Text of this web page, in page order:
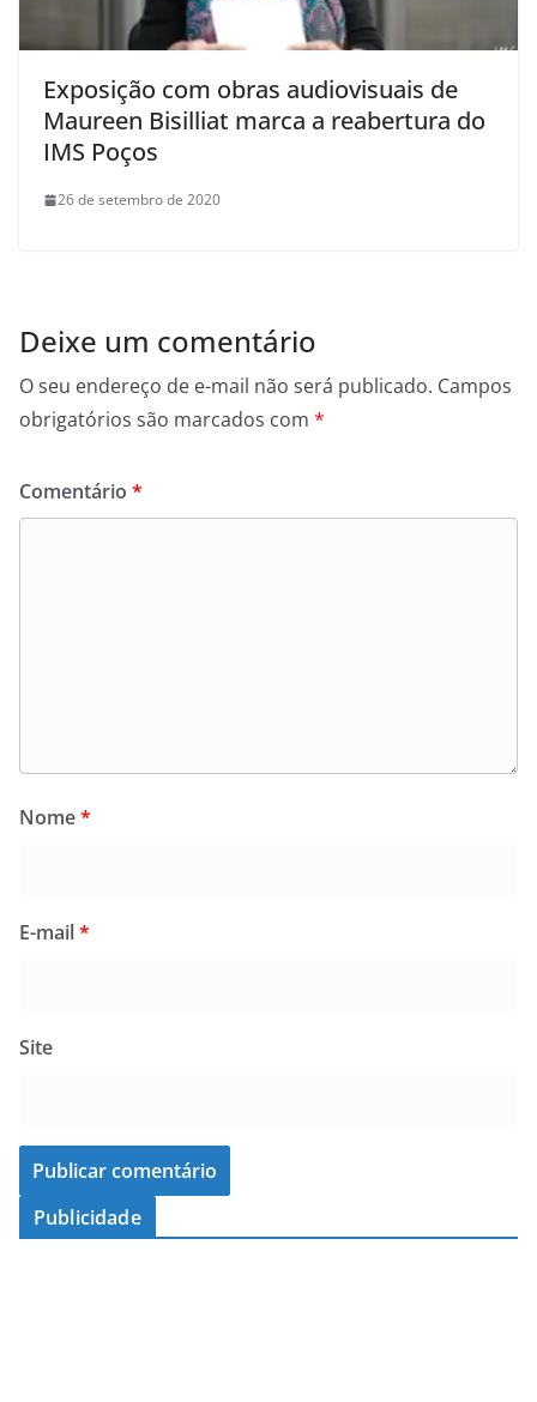
Exposição com obras audiovisuais de
Maureen Bisilliat marca a reabertura do
IMS Poços
26 de setembro de 2020
Deixe um comentário
O seu endereço de e-mail não será publicado. Campos
obrigatórios são marcados com *
Comentário *
Nome*
E-mail*
Site
Publicidade